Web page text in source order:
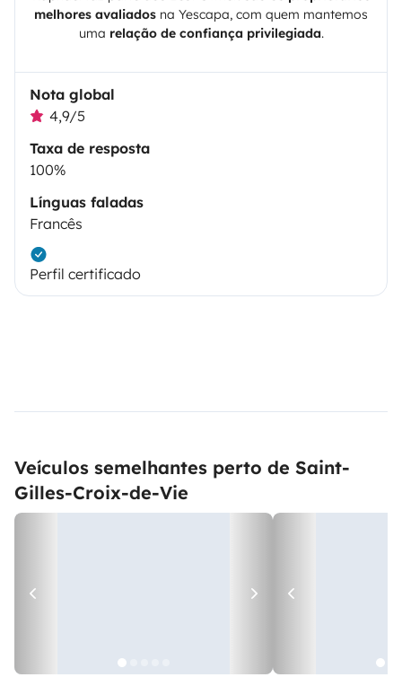
melhores avaliados na Yescapa, com quem mantemos
uma relação de confiança privilegiada.
Nota global
4,9/5
Taxa de resposta
100%
Línguas faladas
Francês
Perfil certificado
Veículos semelhantes perto de Saint-
Gilles-Croix-de-Vie